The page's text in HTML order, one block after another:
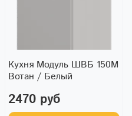
Кухня Модуль ШВБ 150М
Вотан / Белый
2470 руб